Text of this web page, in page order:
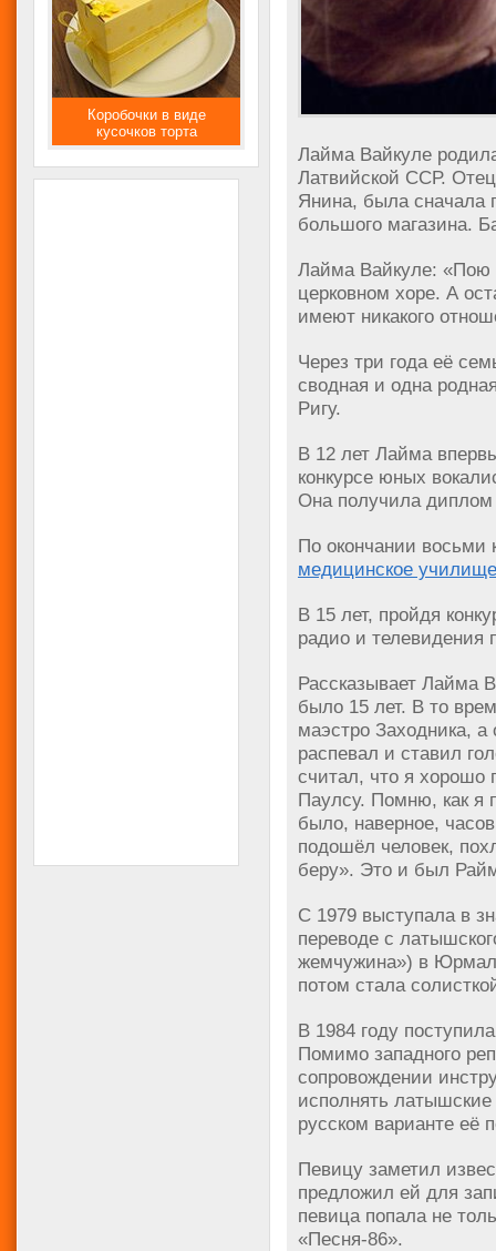
Лайма Вайкуле
Латвийской ССР.
Янина, была сначала
большого магазина.
Лайма Вайкуле: «Пою
церковном хоре. А
имеют никакого
Через три года её
сводная и одна
Ригу.
В 12 лет Лайма
конкурсе юных
Она получила
По окончании восьми
медицинское училище
В 15 лет, пройдя
радио и телевидения
Рассказывает Лайма
было 15 лет. В то
маэстро Заходника,
распевал и ставил
считал, что я хорошо
Паулсу. Помню, как я
было, наверное,
подошёл человек,
беру». Это и был
С 1979 выступала в
переводе с
жемчужина») в
потом стала
В 1984 году
Помимо западного
сопровождении
исполнять
русском варианте её
Певицу заметил
предложил ей для
певица попала не
«Песня-86».
Коробочки в виде
кусочков торта